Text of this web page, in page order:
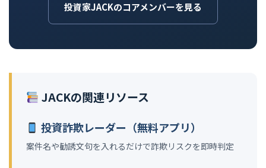
投資家JACKのコアメンバーを見る
JACKの関連リソース
投資詐欺レーダー（無料アプリ）
案件名や勧誘文句を入れるだけで詐欺リスクを即時判定